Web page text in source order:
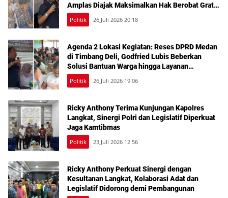
Amplas Diajak Maksimalkan Hak Berobat Gratis
Bermodal KTP
Politik 26,Juli 2026 20 18
Agenda 2 Lokasi Kegiatan: Reses DPRD Medan
di Timbang Deli, Godfried Lubis Beberkan
Solusi Bantuan Warga hingga Layanan
Kesehatan Gratis
Politik 26,Juli 2026 19 06
Ricky Anthony Terima Kunjungan Kapolres
Langkat, Sinergi Polri dan Legislatif Diperkuat
Jaga Kamtibmas
Politik 23,Juli 2026 12 56
Ricky Anthony Perkuat Sinergi dengan
Kesultanan Langkat, Kolaborasi Adat dan
Legislatif Didorong demi Pembangunan